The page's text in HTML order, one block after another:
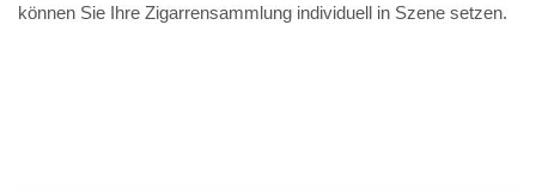
können Sie Ihre Zigarrensammlung individuell in Szene setzen.